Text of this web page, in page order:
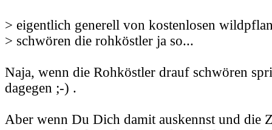
> eigentlich generell von kostenlosen
> schwören die rohköstler ja so...
Naja, wenn die Rohköstler drauf schwören
dagegen ;-) .
Aber wenn Du Dich damit auskennst und die